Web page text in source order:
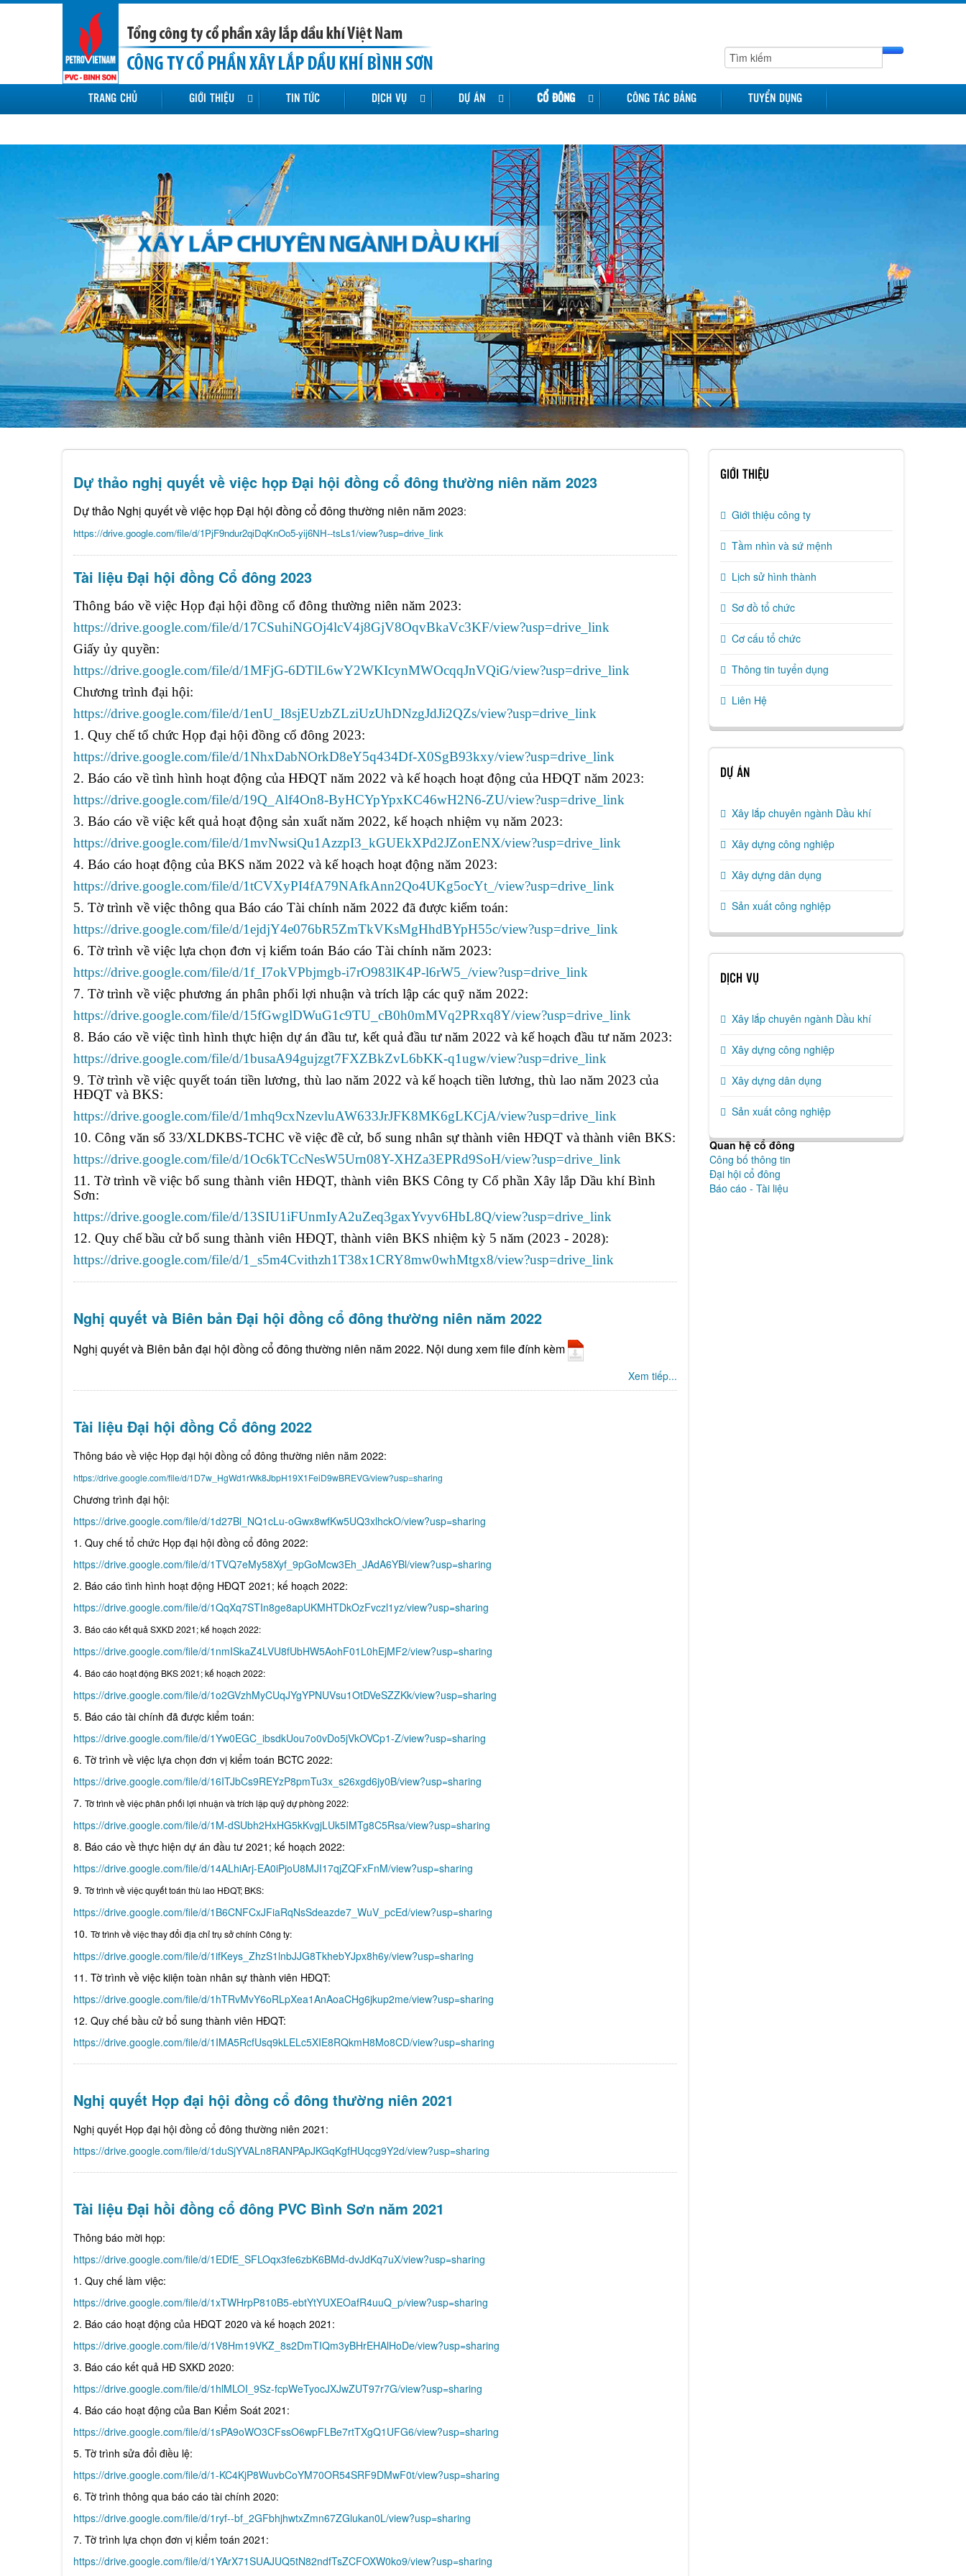
TRANG CHỦ GIỚI THIỆU TIN TỨC DỊCH VỤ DỰ ÁN CỔ ĐÔNG CÔNG TÁC ĐẢNG TUYỂN DỤNG
Dự thảo nghị quyết về việc họp Đại hội đồng cổ đông thường niên năm 2023
Dự thảo Nghị quyết về việc họp Đại hội đồng cổ đông thường niên năm 2023:
https://drive.google.com/file/d/1PjF9ndur2qiDqKnOo5-yij6NH--tsLs1/view?usp=drive_link
Tài liệu Đại hội đồng Cổ đông 2023
Thông báo về việc Họp đại hội đồng cổ đông thường niên năm 2023:
https://drive.google.com/file/d/17CSuhiNGOj4lcV4j8GjV8OqvBkaVc3KF/view?usp=drive_link
Giấy ủy quyền:
https://drive.google.com/file/d/1MFjG-6DTlL6wY2WKIcynMWOcqqJnVQiG/view?usp=drive_link
Chương trình đại hội:
https://drive.google.com/file/d/1enU_I8sjEUzbZLziUzUhDNzgJdJi2QZs/view?usp=drive_link
1. Quy chế tổ chức Họp đại hội đồng cổ đông 2023:
https://drive.google.com/file/d/1NhxDabNOrkD8eY5q434Df-X0SgB93kxy/view?usp=drive_link
2. Báo cáo về tình hình hoạt động của HĐQT năm 2022 và kế hoạch hoạt động của HĐQT năm 2023:
https://drive.google.com/file/d/19Q_Alf4On8-ByHCYpYpxKC46wH2N6-ZU/view?usp=drive_link
3. Báo cáo về việc kết quả hoạt động sản xuất năm 2022, kế hoạch nhiệm vụ năm 2023:
https://drive.google.com/file/d/1mvNwsiQu1AzzpI3_kGUEkXPd2JZonENX/view?usp=drive_link
4. Báo cáo hoạt động của BKS năm 2022 và kế hoạch hoạt động năm 2023:
https://drive.google.com/file/d/1tCVXyPI4fA79NAfkAnn2Qo4UKg5ocYt_/view?usp=drive_link
5. Tờ trình về việc thông qua Báo cáo Tài chính năm 2022 đã được kiểm toán:
https://drive.google.com/file/d/1ejdjY4e076bR5ZmTkVKsMgHhdBYpH55c/view?usp=drive_link
6. Tờ trình về việc lựa chọn đơn vị kiểm toán Báo cáo Tài chính năm 2023:
https://drive.google.com/file/d/1f_I7okVPbjmgb-i7rO983lK4P-l6rW5_/view?usp=drive_link
7. Tờ trình về việc phương án phân phối lợi nhuận và trích lập các quỹ năm 2022:
https://drive.google.com/file/d/15fGwglDWuG1c9TU_cB0h0mMVq2PRxq8Y/view?usp=drive_link
8. Báo cáo về việc tình hình thực hiện dự án đầu tư, kết quả đầu tư năm 2022 và kế hoạch đầu tư năm 2023:
https://drive.google.com/file/d/1busaA94gujzgt7FXZBkZvL6bKK-q1ugw/view?usp=drive_link
9. Tờ trình về việc quyết toán tiền lương, thù lao năm 2022 và kế hoạch tiền lương, thù lao năm 2023 của
HĐQT và BKS:
https://drive.google.com/file/d/1mhq9cxNzevluAW633JrJFK8MK6gLKCjA/view?usp=drive_link
10. Công văn số 33/XLDKBS-TCHC về việc đề cử, bổ sung nhân sự thành viên HĐQT và thành viên BKS:
https://drive.google.com/file/d/1Oc6kTCcNesW5Urn08Y-XHZa3EPRd9SoH/view?usp=drive_link
11. Tờ trình về việc bổ sung thành viên HĐQT, thành viên BKS Công ty Cổ phần Xây lắp Dầu khí Bình
Sơn:
https://drive.google.com/file/d/13SIU1iFUnmIyA2uZeq3gaxYvyv6HbL8Q/view?usp=drive_link
12. Quy chế bầu cử bổ sung thành viên HĐQT, thành viên BKS nhiệm kỳ 5 năm (2023 - 2028):
https://drive.google.com/file/d/1_s5m4Cvithzh1T38x1CRY8mw0whMtgx8/view?usp=drive_link
Nghị quyết và Biên bản Đại hội đồng cổ đông thường niên năm 2022
Nghị quyết và Biên bản đại hội đồng cổ đông thường niên năm 2022. Nội dung xem file đính kèm
Xem tiếp...
Tài liệu Đại hội đồng Cổ đông 2022
Thông báo về việc Họp đại hội đồng cổ đông thường niên năm 2022:
https://drive.google.com/file/d/1D7w_HgWd1rWk8JbpH19X1FeiD9wBREVG/view?usp=sharing
Chương trình đại hội:
https://drive.google.com/file/d/1d27Bl_NQ1cLu-oGwx8wfKw5UQ3xlhckO/view?usp=sharing
1. Quy chế tổ chức Họp đại hội đồng cổ đông 2022:
https://drive.google.com/file/d/1TVQ7eMy58Xyf_9pGoMcw3Eh_JAdA6YBl/view?usp=sharing
2. Báo cáo tình hình hoạt động HĐQT 2021; kế hoạch 2022:
https://drive.google.com/file/d/1QqXq7STIn8ge8apUKMHTDkOzFvczl1yz/view?usp=sharing
3. Báo cáo kết quả SXKD 2021; kế hoạch 2022:
https://drive.google.com/file/d/1nmISkaZ4LVU8fUbHW5AohF01L0hEjMF2/view?usp=sharing
4. Báo cáohoạtđộng BKS2021; kế hoạch 2022:
https://drive.google.com/file/d/1o2GVzhMyCUqJYgYPNUVsu1OtDVeSZZKk/view?usp=sharing
5. Báo cáo tài chính đã được kiểm toán:
https://drive.google.com/file/d/1Yw0EGC_ibsdkUou7o0vDo5jVkOVCp1-Z/view?usp=sharing
6. Tờ trình về việc lựa chọn đơn vị kiểm toán BCTC 2022:
https://drive.google.com/file/d/16ITJbCs9REYzP8pmTu3x_s26xgd6jy0B/view?usp=sharing
7. Tờ trình về việc phân phối lợi nhuận và trích lập quỹ dự phòng 2022:
https://drive.google.com/file/d/1M-dSUbh2HxHG5kKvgjLUk5IMTg8C5Rsa/view?usp=sharing
8. Báo cáo về thực hiện dự án đầu tư 2021; kế hoạch 2022:
https://drive.google.com/file/d/14ALhiArj-EA0iPjoU8MJI17qjZQFxFnM/view?usp=sharing
9. Tờ trình về việc quyết toán thù lao HĐQT; BKS:
https://drive.google.com/file/d/1B6CNFCxJFiaRqNsSdeazde7_WuV_pcEd/view?usp=sharing
10. Tờ trình về việc thay đổi địa chỉ trụ sở chính Công ty:
https://drive.google.com/file/d/1ifKeys_ZhzS1lnbJJG8TkhebYJpx8h6y/view?usp=sharing
11. Tờ trình về việc kiiện toàn nhân sự thành viên HĐQT:
https://drive.google.com/file/d/1hTRvMvY6oRLpXea1AnAoaCHg6jkup2me/view?usp=sharing
12. Quy chế bầu cử bổ sung thành viên HĐQT:
https://drive.google.com/file/d/1IMA5RcfUsq9kLELc5XIE8RQkmH8Mo8CD/view?usp=sharing
Nghị quyết Họp đại hội đồng cổ đông thường niên 2021
Nghị quyết Họp đại hội đồng cổ đông thường niên 2021:
https://drive.google.com/file/d/1duSjYVALn8RANPApJKGqKgfHUqcg9Y2d/view?usp=sharing
Tài liệu Đại hồi đồng cổ đông PVC Bình Sơn năm 2021
Thông báo mời họp:
https://drive.google.com/file/d/1EDfE_SFLOqx3fe6zbK6BMd-dvJdKq7uX/view?usp=sharing
1. Quy chế làm việc:
https://drive.google.com/file/d/1xTWHrpP810B5-ebtYtYUXEOafR4uuQ_p/view?usp=sharing
2. Báo cáo hoạt động của HĐQT 2020 và kế hoạch 2021:
https://drive.google.com/file/d/1V8Hm19VKZ_8s2DmTIQm3yBHrEHAlHoDe/view?usp=sharing
3. Báo cáo kết quả HĐ SXKD 2020:
https://drive.google.com/file/d/1hlMLOI_9Sz-fcpWeTyocJXJwZUT97r7G/view?usp=sharing
4. Báo cáo hoạt động của Ban Kiểm Soát 2021:
https://drive.google.com/file/d/1sPA9oWO3CFssO6wpFLBe7rtTXgQ1UFG6/view?usp=sharing
5. Tờ trình sửa đổi điều lệ:
https://drive.google.com/file/d/1-KC4KjP8WuvbCoYM70OR54SRF9DMwF0t/view?usp=sharing
6. Tờ trình thông qua báo cáo tài chính 2020:
https://drive.google.com/file/d/1ryf--bf_2GFbhjhwtxZmn67ZGlukan0L/view?usp=sharing
7. Tờ trình lựa chọn đơn vị kiểm toán 2021:
https://drive.google.com/file/d/1YArX71SUAJUQ5tN82ndfTsZCFOXW0ko9/view?usp=sharing
GIỚI THIỆU
Giới thiệu công ty
Tầm nhìn và sứ mệnh
Lịch sử hình thành
Sơ đồ tổ chức
Cơ cấu tổ chức
Thông tin tuyển dụng
Liên Hệ
DỰ ÁN
Xây lắp chuyên ngành Dầu khí
Xây dựng công nghiệp
Xây dựng dân dụng
Sản xuất công nghiệp
DỊCH VỤ
Xây lắp chuyên ngành Dầu khí
Xây dựng công nghiệp
Xây dựng dân dụng
Sản xuất công nghiệp
Quan hệ cổ đông
Công bố thông tin
Đại hội cổ đông
Báo cáo - Tài liệu